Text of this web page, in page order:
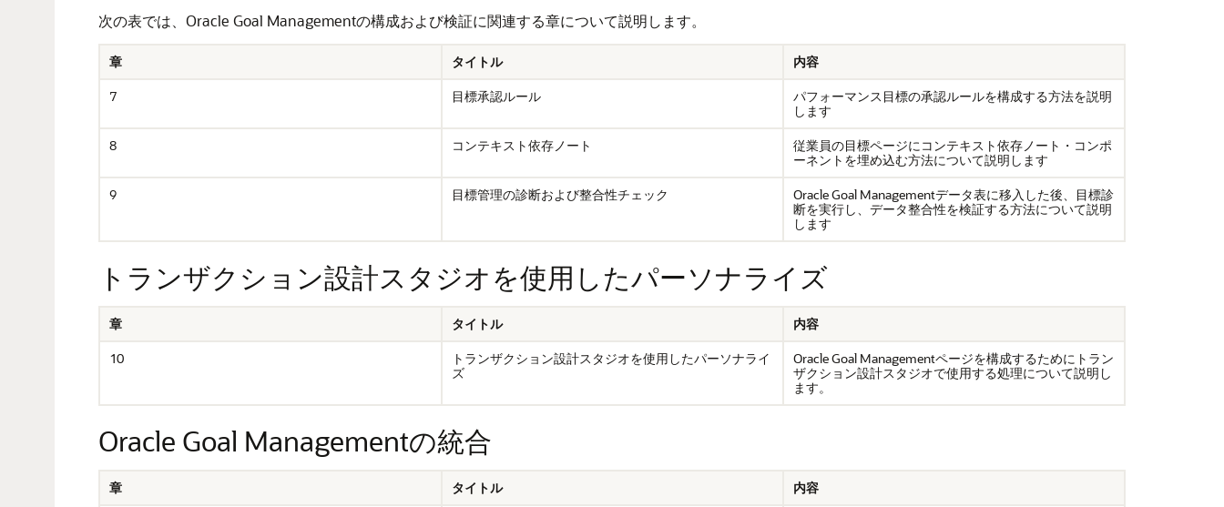
次の表では、Oracle Goal Managementの構成および検証に関連する章について説明します。
章 タイトル
内容
7
目標承認ルール
パフォーマンス目標の承認ルールを構成する方法を説明
します
8
コンテキスト依存ノート
従業員の目標ページにコンテキスト依存ノート・コンポ
ーネントを埋め込む方法について説明します
9
目標管理の診断および整合性チェック
Oracle Goal Managementデータ表に移入した後、目標診
断を実行し、データ整合性を検証する方法について説明
します
トランザクション設計スタジオを使用したパーソナライズ
章 タイトル
内容
10
トランザクション設計スタジオを使用したパーソナライ
ズ
Oracle Goal Managementページを構成するためにトラン
ザクション設計スタジオで使用する処理について説明し
ます。
Oracle Goal Managementの統合
章 タイトル 内容